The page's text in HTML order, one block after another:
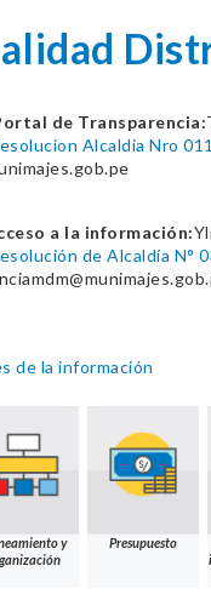
de Transparencia:
Alcaldia Nro
a la información:
de Alcaldía N°
de la información
y
Presupuesto